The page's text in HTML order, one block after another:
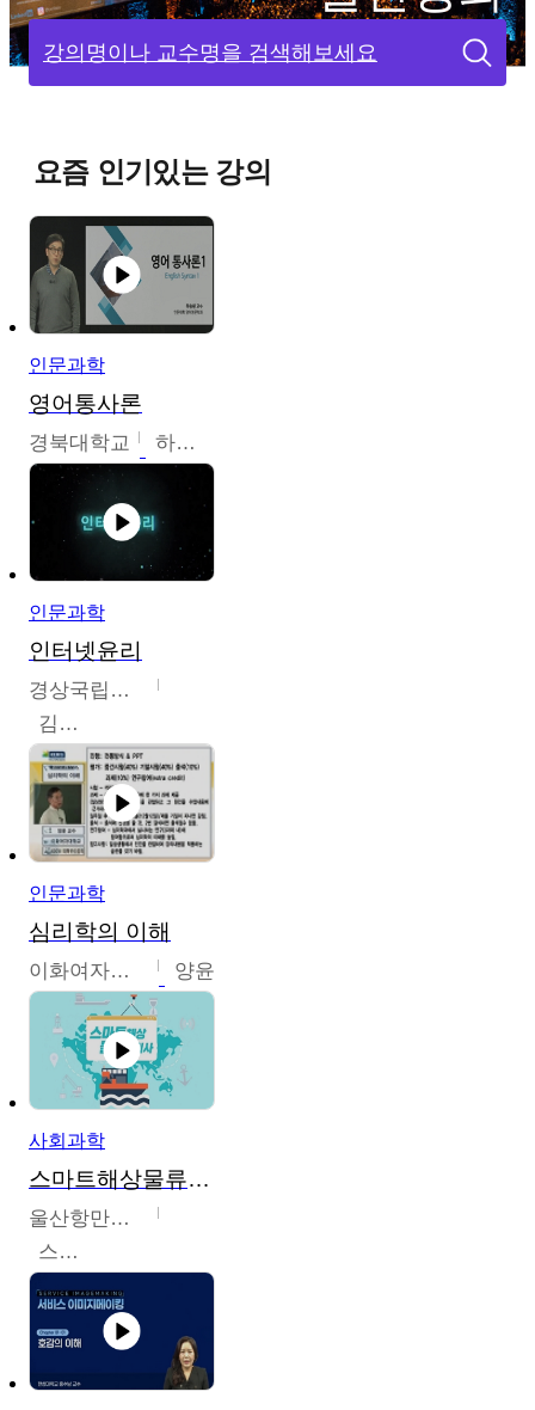
강의명이나 교수명을 검색해보세요
요즘 인기있는 강의
인문과학
영어통사론
경북대학교 하승완
인문과학
인터넷윤리
경상국립대학교
김대군
인문과학
심리학의 이해
이화여자대학교 양윤
사회과학
스마트해상물류관리사 교육과정2
울산항만공사
스마트해상물류관리사 교육위원회